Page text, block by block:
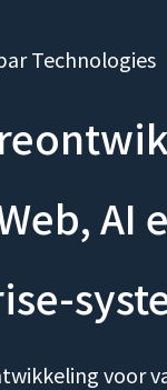
Technologies
AI
voor